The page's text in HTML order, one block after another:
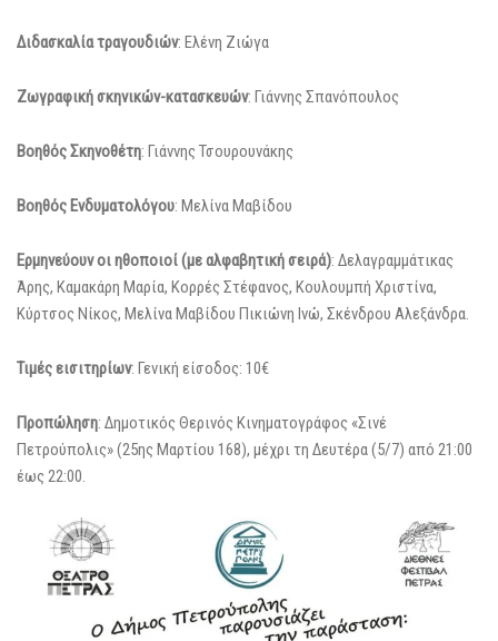
Διδασκαλία τραγουδιών: Ελένη Ζιώγα
Ζωγραφική σκηνικών-κατασκευών: Γιάννης Σπανόπουλος
Βοηθός Σκηνοθέτη: Γιάννης Τσουρουνάκης
Βοηθός Ενδυματολόγου: Μελίνα Μαβίδου
Ερμηνεύουν οι ηθοποιοί (με αλφαβητική σειρά): Δελαγραμμάτικας
Άρης, Καμακάρη Μαρία, Κορρές Στέφανος, Κουλουμπή Χριστίνα,
Κύρτσος Νίκος, Μελίνα Μαβίδου Πικιώνη Ινώ, Σκένδρου Αλεξάνδρα.
Τιμές εισιτηρίων: Γενική είσοδος: 10€
Προπώληση: Δημοτικός Θερινός Κινηματογράφος «Σινέ
Πετρούπολις» (25ης Μαρτίου 168), μέχρι τη Δευτέρα (5/7) από 21:00
έως 22:00.